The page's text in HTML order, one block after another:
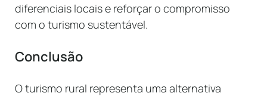
diferenciais locais e reforçar o compromisso
com o turismo sustentável.
Conclusão
O turismo rural representa uma alternativa